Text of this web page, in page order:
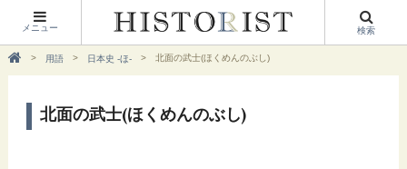
メニュー 検索
用語 日本史 -ほ- 北面の武士(ほくめんのぶし)
北面の武士(ほくめんのぶし)